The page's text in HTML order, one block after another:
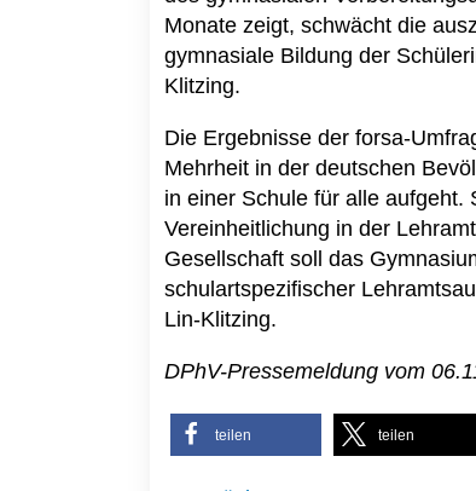
Monate zeigt, schwächt die
gymnasiale Bildung der
Klitzing.
Die Ergebnisse der forsa-
Mehrheit in der deutschen
in einer Schule für alle aufgeht.
Vereinheitlichung in der
Gesellschaft soll das
schulartspezifischer
Lin-Klitzing.
DPhV-Pressemeldung vom
teilen teilen